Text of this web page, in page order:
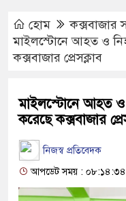
হোম
কক্সবাজার
মাইলস্টোনে আহত ও
কক্সবাজার প্রেসক্লাব
মাইলস্টোনে আহত ও
করেছে কক্সবাজার
নিজস্ব প্রতিবেদক
আপডেট সময় : ০৮:১৪:৩৪